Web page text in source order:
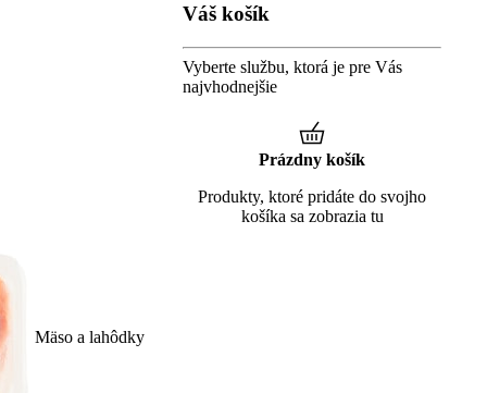
Mäso a lahôdky
Váš košík
Vyberte službu, ktorá je pre Vás
najvhodnejšie
Prázdny košík
Produkty, ktoré pridáte do svojho
košíka sa zobrazia tu